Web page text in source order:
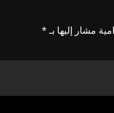
مشار إليها بـ*